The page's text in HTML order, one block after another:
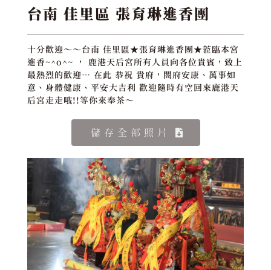
台南 佳里區 張育琳進香團
十分歡迎～～台南 佳里區★張育琳進香團★蒞臨本宮
進香~^o^~ ， 鹿港天后宮所有人員向各位貴賓，致上
最熱烈的歡迎… 在此 恭祝 貴府，閤府安康、萬事如
意、身體健康、平安大吉利 歡迎隨時有空回來鹿港天
后宮走走哦!!等你來奉茶～
儲存全部照片